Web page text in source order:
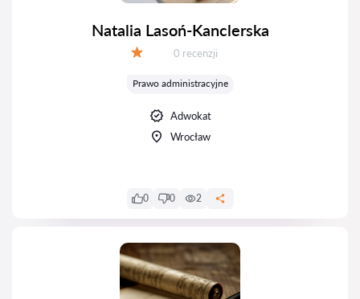
Natalia Lasoń-Kanclerska
Recenzji:
0 recenzji
Prawo administracyjne
Adwokat
Wrocław
0 0 2